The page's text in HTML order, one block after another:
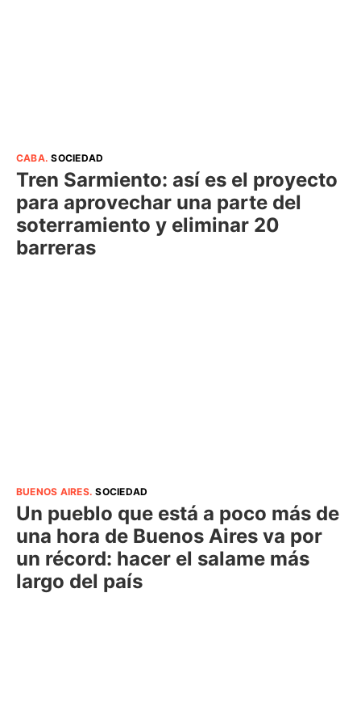
CABA.SOCIEDAD
Tren Sarmiento: así es el proyecto
para aprovechar una parte del
soterramiento y eliminar 20
barreras
BUENOS AIRES.SOCIEDAD
Un pueblo que está a poco más de
una hora de Buenos Aires va por
un récord: hacer el salame más
largo del país